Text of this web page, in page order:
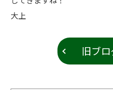
大上
旧ブ